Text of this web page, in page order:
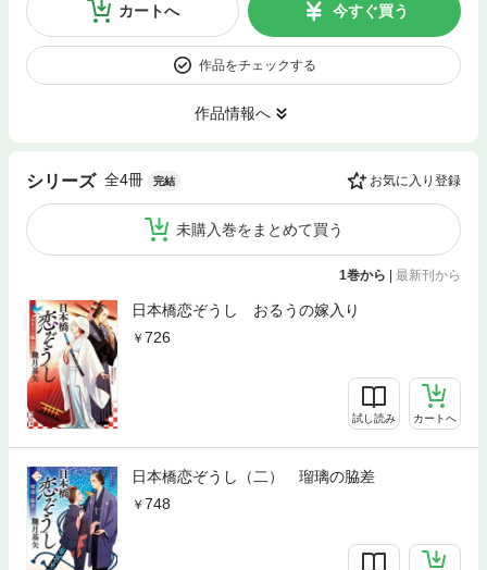
カートへ 今すぐ買う
作品をチェックする
作品情報へ
シリーズ 全4冊 完結 お気に入り登録
未購入巻をまとめて買う
1巻から | 最新刊から
日本橋恋ぞうし おるうの嫁入り
726
試し読み カートへ
日本橋恋ぞうし（二） 瑠璃の脇差
748